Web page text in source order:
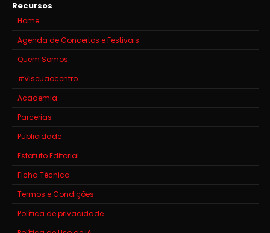
Recursos
Home
Agenda de Concertos e Festivais
Quem Somos
#Viseuaocentro
Academia
Parcerias
Publicidade
Estatuto Editorial
Ficha Técnica
Termos e Condições
Política de privacidade